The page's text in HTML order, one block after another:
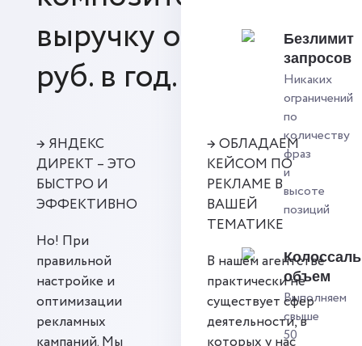
выручку от 15 млн.
руб. в год.
Безлимит
запросов
Никаких
ограничений
по
количеству
фраз
и
высоте
позиций
объем
Выполняем
свыше
50
→ ЯНДЕКС
ДИРЕКТ – ЭТО
БЫСТРО И
ЭФФЕКТИВНО
Но! При
правильной
настройке и
оптимизации
рекламных
→ ОБЛАДАЕМ
КЕЙСОМ ПО
РЕКЛАМЕ В
ВАШЕЙ
ТЕМАТИКЕ
В нашем агентстве
практически не
существует сфер
деятельности, в